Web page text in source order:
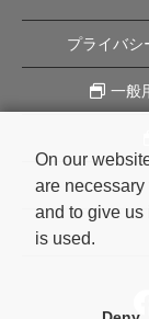
プライバシ
一般
On our
are
and to give us
is used.